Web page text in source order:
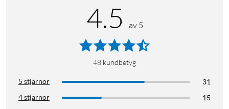
4.5 av 5
48 kundbetyg
5 stjärnor
31
4 stjärnor
15